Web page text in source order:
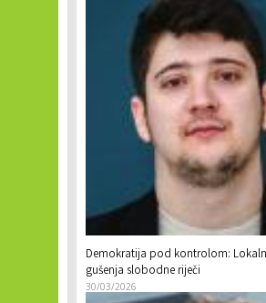
Demokratija pod kontrolom:
gušenja slobodne riječi
30/03/2026